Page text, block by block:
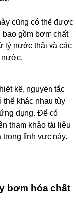
cũng có thể được
gồm bơm chất
lý nước thải và các
nước.
kế, nguyên tắc
thể khác nhau tùy
dụng. Để có
tham khảo tài liệu
trong lĩnh vực này.
bơm hóa chất